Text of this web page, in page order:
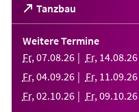
Tanzbau
(Öffnet
in
einem
neuen
Tab)
Weitere Termine
Fr, 07.08.26 Fr, 14.08.26
Fr, 04.09.26 Fr, 11 .09.26
Fr, 02.10.26 Fr, 09.10.26